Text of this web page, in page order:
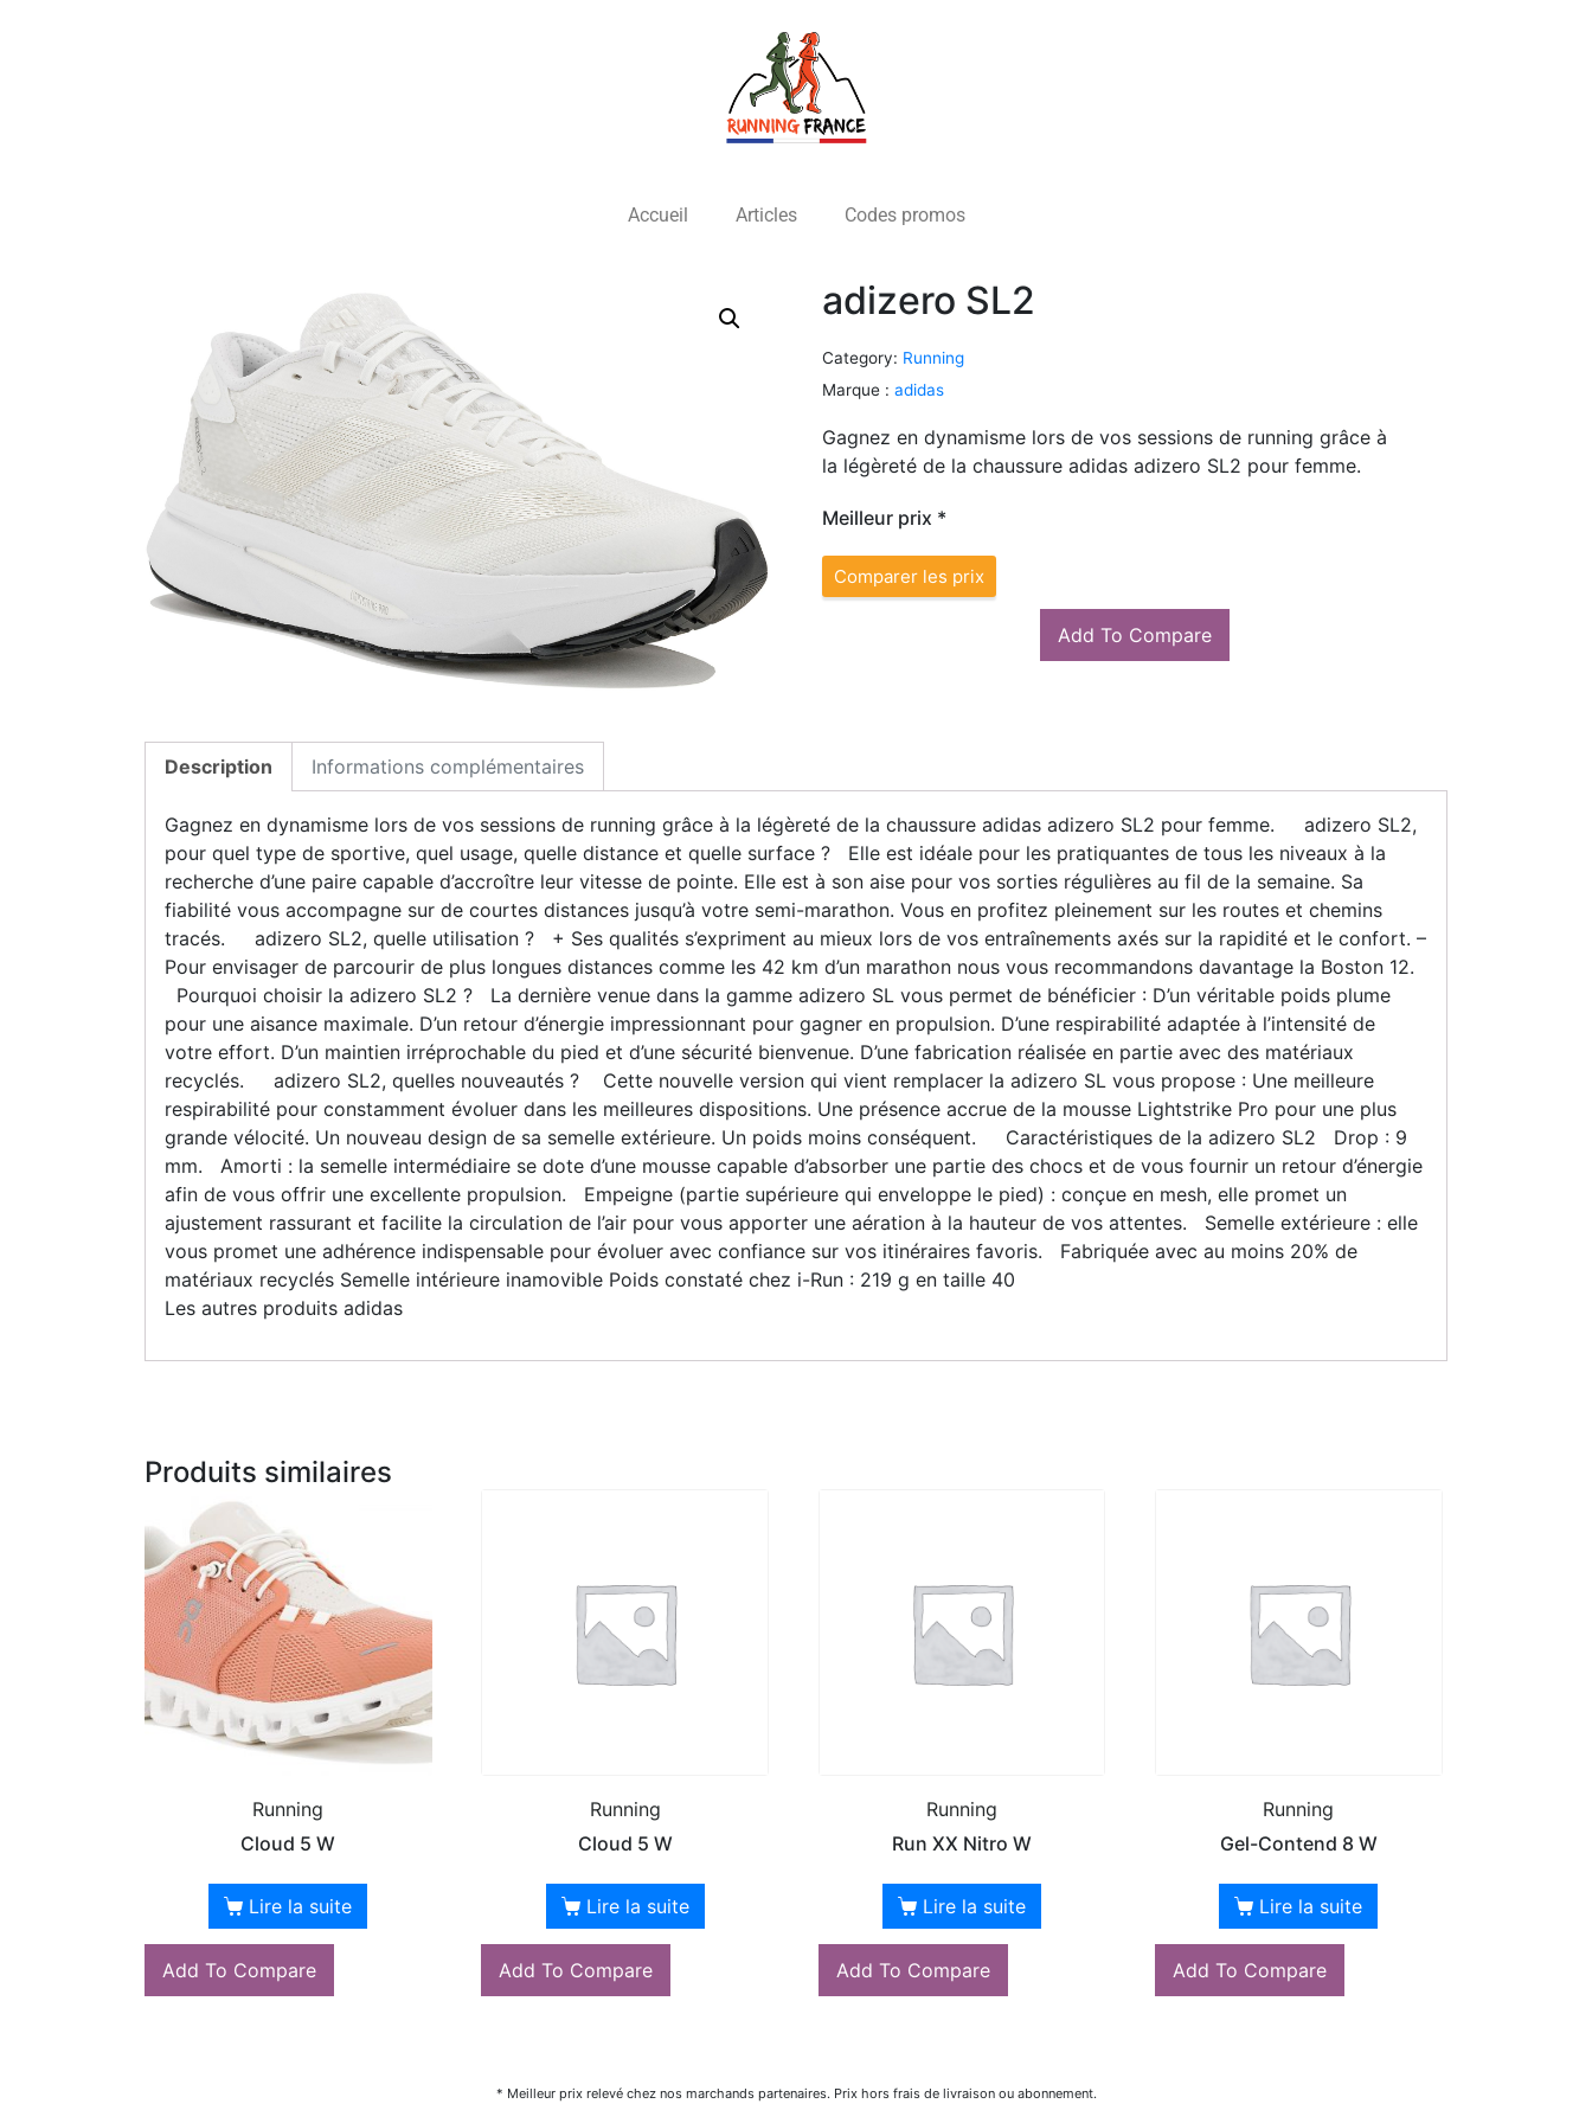
Accueil Articles Codes promos
adizero SL2
Category: Running
Marque : adidas
Gagnez en dynamisme lors de vos sessions de running grâce à
la légèreté de la chaussure adidas adizero SL2 pour femme.
Meilleur prix *
Comparer les prix
Add To Compare
Description Informations complémentaires
Gagnez en dynamisme lors de vos sessions de running grâce à la légèreté de la chaussure adidas adizero SL2 pour femme. adizero SL2,
pour quel type de sportive, quel usage, quelle distance et quelle surface ? Elle est idéale pour les pratiquantes de tous les niveaux à la
recherche d’une paire capable d’accroître leur vitesse de pointe. Elle est à son aise pour vos sorties régulières au fil de la semaine. Sa
fiabilité vous accompagne sur de courtes distances jusqu’à votre semi-marathon. Vous en profitez pleinement sur les routes et chemins
tracés. adizero SL2, quelle utilisation ? + Ses qualités s’expriment au mieux lors de vos entraînements axés sur la rapidité et le confort. –
Pour envisager de parcourir de plus longues distances comme les 42 km d’un marathon nous vous recommandons davantage la Boston 12.
Pourquoi choisir la adizero SL2 ? La dernière venue dans la gamme adizero SL vous permet de bénéficier : D’un véritable poids plume
pour une aisance maximale. D’un retour d’énergie impressionnant pour gagner en propulsion. D’une respirabilité adaptée à l’intensité de
votre effort. D’un maintien irréprochable du pied et d’une sécurité bienvenue. D’une fabrication réalisée en partie avec des matériaux
recyclés. adizero SL2, quelles nouveautés ? Cette nouvelle version qui vient remplacer la adizero SL vous propose : Une meilleure
respirabilité pour constamment évoluer dans les meilleures dispositions. Une présence accrue de la mousse Lightstrike Pro pour une plus
grande vélocité. Un nouveau design de sa semelle extérieure. Un poids moins conséquent. Caractéristiques de la adizero SL2 Drop : 9
mm. Amorti : la semelle intermédiaire se dote d’une mousse capable d’absorber une partie des chocs et de vous fournir un retour d’énergie
afin de vous offrir une excellente propulsion. Empeigne (partie supérieure qui enveloppe le pied) : conçue en mesh, elle promet un
ajustement rassurant et facilite la circulation de l’air pour vous apporter une aération à la hauteur de vos attentes. Semelle extérieure : elle
vous promet une adhérence indispensable pour évoluer avec confiance sur vos itinéraires favoris. Fabriquée avec au moins 20% de
matériaux recyclés Semelle intérieure inamovible Poids constaté chez i-Run : 219 g en taille 40
Les autres produits adidas
Produits similaires
Running
Cloud 5 W
Lire la suite
Add To Compare
Running
Cloud 5 W
Lire la suite
Add To Compare
Running
Run XX Nitro W
Lire la suite
Add To Compare
Running
Gel-Contend 8 W
Lire la suite
Add To Compare
* Meilleur prix relevé chez nos marchands partenaires. Prix hors frais de livraison ou abonnement.